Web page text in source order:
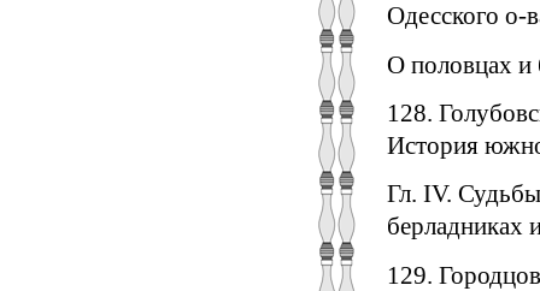
Одесского о-
О половцах и
128.
История
Гл. IV.
берладниках
129.